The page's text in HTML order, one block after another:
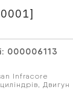
000006113
Infracore
, Двигун